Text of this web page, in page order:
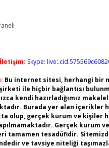
Skype:
Bu internet sitesi, herhangi bir
şirketi ile hiçbir bağlantısı
kendi hazırladığımız
Burada yer alan içerikler
olup, gerçek kurum ve kişiler
Gerçek kurum
tamamen tesadüfidir.
ve tavsiye niteliği